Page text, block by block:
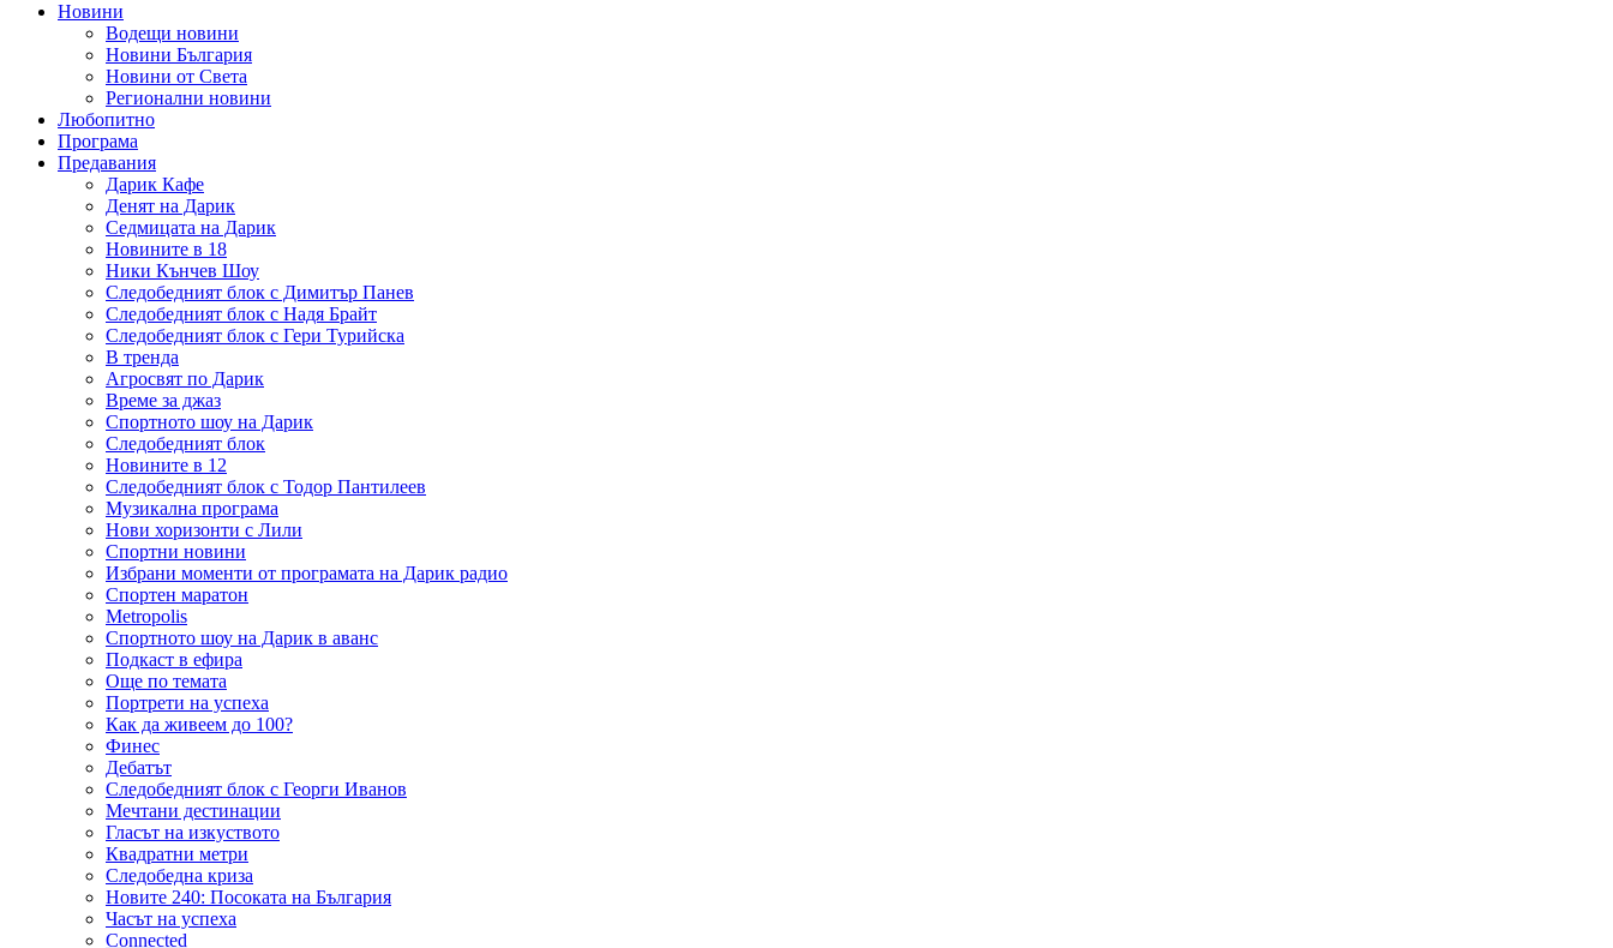
Новини
Водещи новини
Новини България
Новини от Света
Регионални новини
Любопитно
Програма
Предавания
Дарик Кафе
Денят на Дарик
Седмицата на Дарик
Новините в 18
Ники Кънчев Шоу
Следобедният блок с Димитър Панев
Следобедният блок с Надя Брайт
Следобедният блок с Гери Турийска
В тренда
Агросвят по Дарик
Време за джаз
Спортното шоу на Дарик
Следобедният блок
Новините в 12
Следобедният блок с Тодор Пантилеев
Музикална програма
Нови хоризонти с Лили
Спортни новини
Избрани моменти от програмата на Дарик радио
Спортен маратон
Metropolis
Спортното шоу на Дарик в аванс
Подкаст в ефира
Още по темата
Портрети на успеха
Как да живеем до 100?
Финес
Дебатът
Следобедният блок с Георги Иванов
Мечтани дестинации
Гласът на изкуството
Квадратни метри
Следобедна криза
Новите 240: Посоката на България
Часът на успеха
Connected